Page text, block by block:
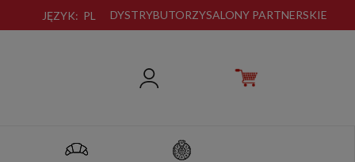
JĘZYK: PL DYSTRYBUTORZYSALONY PARTNERSKIE